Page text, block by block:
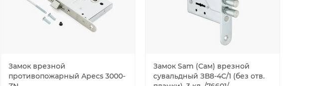
Замок врезной
противопожарный Apecs 3000-
Замок Sam (Сам) врезной
сувальдный ЗВ8-4С/1 (без отв.